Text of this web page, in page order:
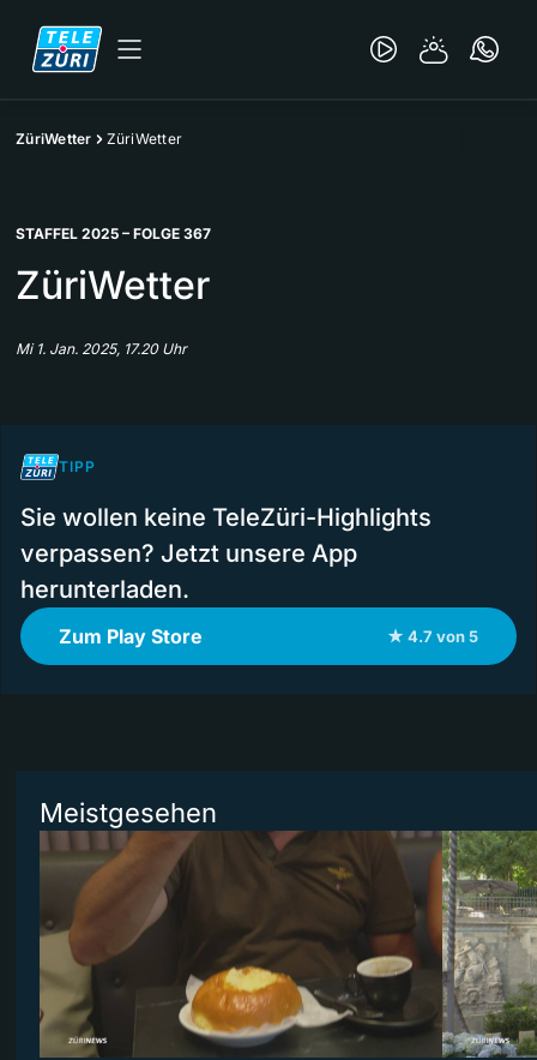
ZüriWetter ZüriWetter
STAFFEL 2025 – FOLGE 367
ZüriWetter
Mi 1. Jan. 2025, 17.20 Uhr
TIPP
Sie wollen keine TeleZüri-Highlights
verpassen? Jetzt unsere App
herunterladen.
Zum Play Store ★ 4.7 von 5
Meistgesehen